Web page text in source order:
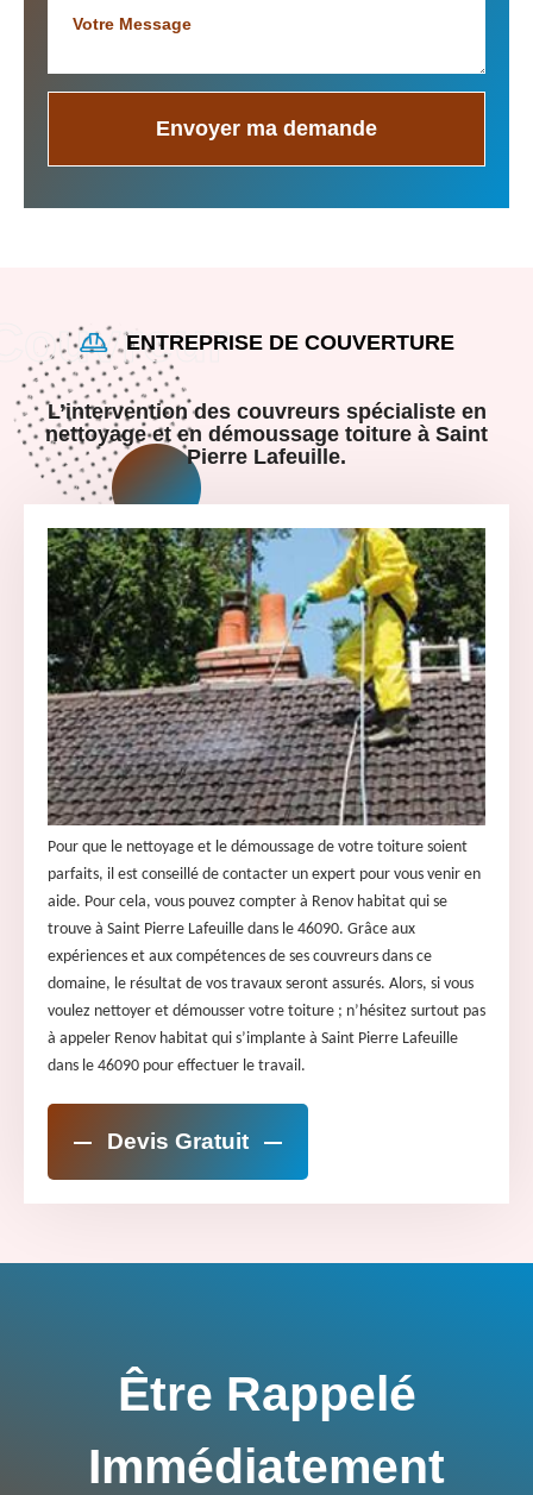
ENTREPRISE DE COUVERTURE
L’intervention des couvreurs spécialiste en
nettoyage et en démoussage toiture à Saint
Pierre Lafeuille.
Pour que le nettoyage et le démoussage de votre toiture soient
parfaits, il est conseillé de contacter un expert pour vous venir en
aide. Pour cela, vous pouvez compter à Renov habitat qui se
trouve à Saint Pierre Lafeuille dans le 46090. Grâce aux
expériences et aux compétences de ses couvreurs dans ce
domaine, le résultat de vos travaux seront assurés. Alors, si vous
voulez nettoyer et démousser votre toiture ; n’hésitez surtout pas
à appeler Renov habitat qui s’implante à Saint Pierre Lafeuille
dans le 46090 pour effectuer le travail.
Devis Gratuit
Être Rappelé
Immédiatement